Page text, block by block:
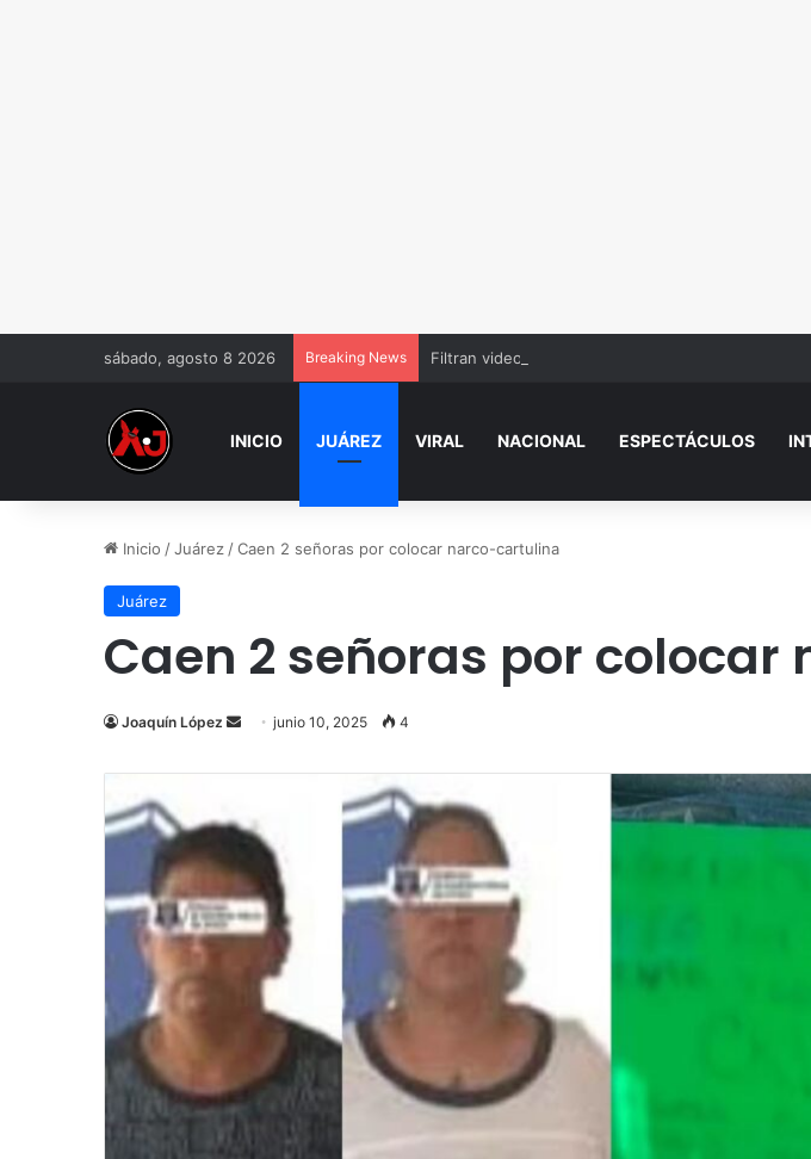
sábado, agosto 8 2026 Breaking News Filtran videos que apuntan a la relación entre
INICIO JUÁREZ VIRAL NACIONAL ESPECTÁCULOS
Inicio /Juárez /Caen 2 señoras por colocar narco-cartulina
Juárez
Caen 2 señoras por
Joaquín López
Send
email
junio 10, 2025 4